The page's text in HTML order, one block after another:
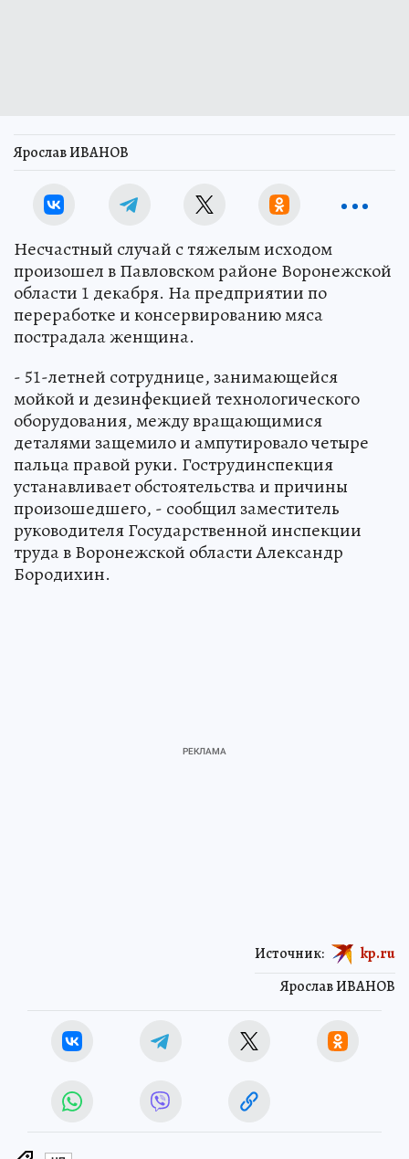
Ярослав ИВАНОВ
Несчастный случай с тяжелым исходом
произошел в Павловском районе Воронежской
области 1 декабря. На предприятии по
переработке и консервированию мяса
пострадала женщина.
- 51-летней сотруднице, занимающейся
мойкой и дезинфекцией технологического
оборудования, между вращающимися
деталями защемило и ампутировало четыре
пальца правой руки. Гострудинспекция
устанавливает обстоятельства и причины
произошедшего, - сообщил заместитель
руководителя Государственной инспекции
труда в Воронежской области Александр
Бородихин.
Ярослав ИВАНОВ
Источник: kp.ru